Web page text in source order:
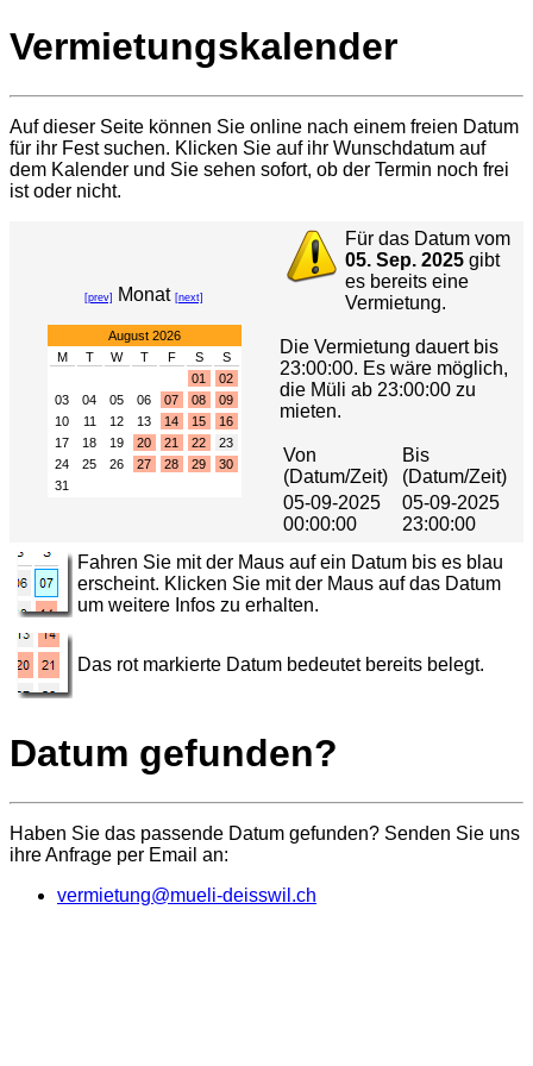
Vermietungskalender
Auf dieser Seite können Sie online nach einem freien Datum
für ihr Fest suchen. Klicken Sie auf ihr Wunschdatum auf
dem Kalender und Sie sehen sofort, ob der Termin noch frei
ist oder nicht.
[prev] Monat [next]
August 2026
M
T W T F S
S
01
02
03
04 05 06 07 08
09
10
11 12 13 14 15
16
17
18 19 20 21 22
23
24
25 26 27 28 29
30
31
Für das Datum vom
05. Sep. 2025 gibt
es bereits eine
Vermietung.
Die Vermietung dauert bis
23:00:00. Es wäre möglich,
die Müli ab 23:00:00 zu
mieten.
Von
(Datum/Zeit)
Bis
(Datum/Zeit)
05-09-2025
00:00:00
05-09-2025
23:00:00
Fahren Sie mit der Maus auf ein Datum bis es blau
erscheint. Klicken Sie mit der Maus auf das Datum
um weitere Infos zu erhalten.
Das rot markierte Datum bedeutet bereits belegt.
Datum gefunden?
Haben Sie das passende Datum gefunden? Senden Sie uns
ihre Anfrage per Email an:
vermietung@mueli-deisswil.ch